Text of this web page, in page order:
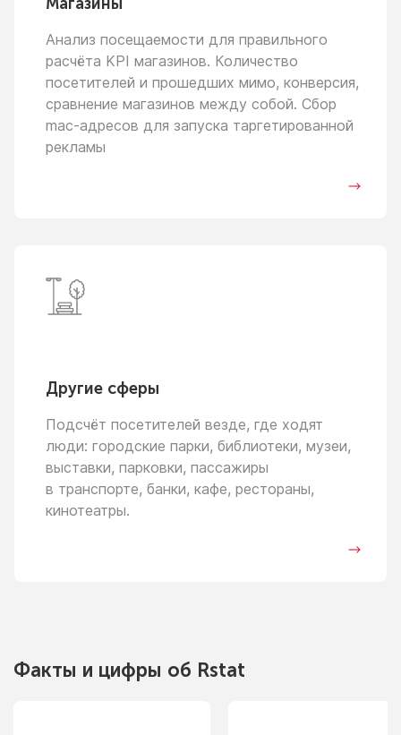
Анализ посещаемости для правильного
расчёта KPI магазинов. Количество
посетителей и прошедших мимо, конверсия,
сравнение магазинов между собой. Сбор
mac-адресов для запуска таргетированной
рекламы
Другие сферы
Подсчёт посетителей везде, где ходят
люди: городские парки, библиотеки, музеи,
выставки, парковки, пассажиры
в транспорте, банки, кафе, рестораны,
кинотеатры.
Факты и цифры об Rstat